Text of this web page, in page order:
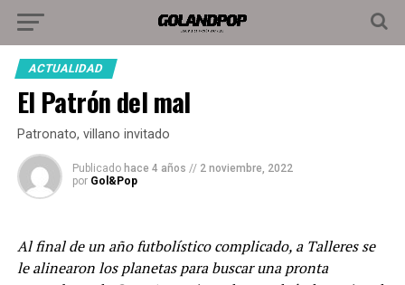
ACTUALIDAD
El Patrón del mal
Patronato, villano invitado
Publicado hace 4 años // 2 noviembre, 2022
por Gol&Pop
Al final de un año futbolístico complicado, a Talleres se
le alinearon los planetas para buscar una pronta